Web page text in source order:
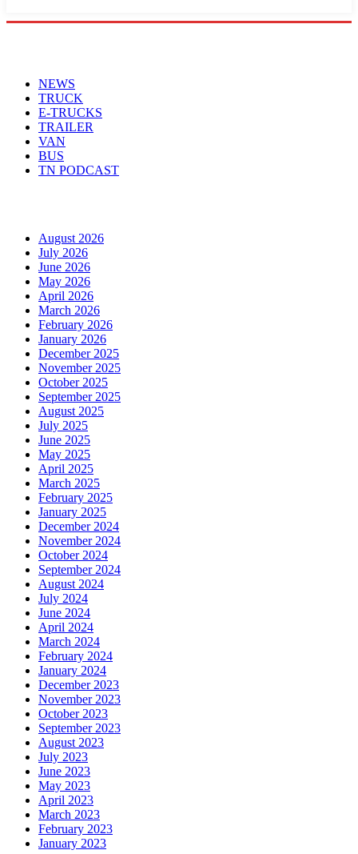
NEWS
TRUCK
E-TRUCKS
TRAILER
VAN
BUS
TN PODCAST
August 2026
July 2026
June 2026
May 2026
April 2026
March 2026
February 2026
January 2026
December 2025
November 2025
October 2025
September 2025
August 2025
July 2025
June 2025
May 2025
April 2025
March 2025
February 2025
January 2025
December 2024
November 2024
October 2024
September 2024
August 2024
July 2024
June 2024
April 2024
March 2024
February 2024
January 2024
December 2023
November 2023
October 2023
September 2023
August 2023
July 2023
June 2023
May 2023
April 2023
March 2023
February 2023
January 2023